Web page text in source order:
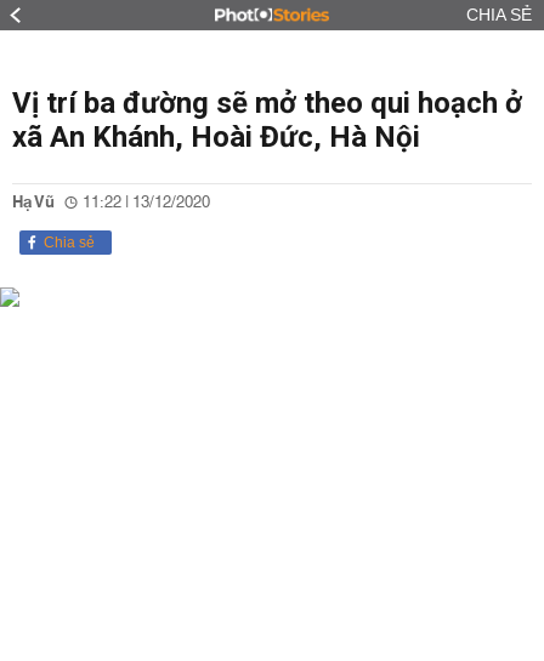
CHIA SẺ
Vị trí ba đường sẽ mở theo qui hoạch ở
xã An Khánh, Hoài Đức, Hà Nội
Hạ Vũ 11:22 | 13/12/2020
Chia sẻ